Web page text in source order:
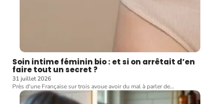
Soin intime féminin bio : et si on arrêtait d’en
faire tout un secret ?
31 juillet 2026
Près d'une Française sur trois avoue avoir du mal à parler de…